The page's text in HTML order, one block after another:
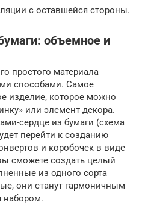
с оставшейся стороны.
объемное и
простого материала
способами. Самое
изделие, которое можно
или элемент декора.
сердце из бумаги (схема
перейти к созданию
и коробочек в виде
сможете создать целый
из одного сорта
они станут гармоничным